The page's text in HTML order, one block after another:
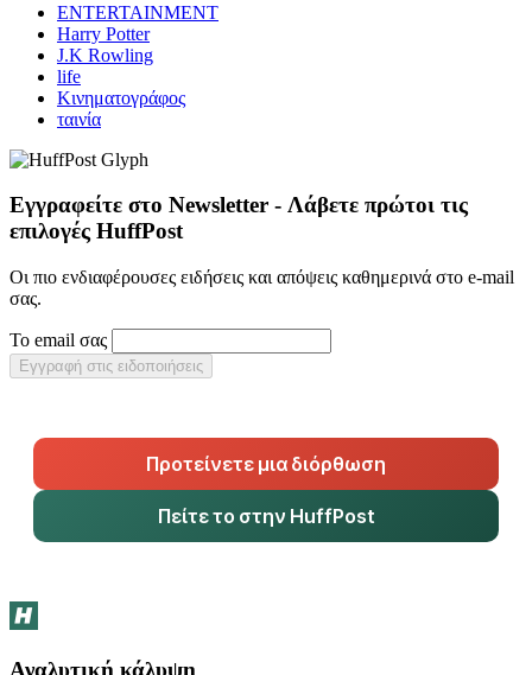
ENTERTAINMENT
Harry Potter
J.K Rowling
life
Κινηματογράφος
ταινία
Εγγραφείτε στο Newsletter - Λάβετε πρώτοι τις
επιλογές HuffPost
Οι πιο ενδιαφέρουσες ειδήσεις και απόψεις καθημερινά στο e-mail
σας.
Το email σας
Εγγραφή στις ειδοποιήσεις
Προτείνετε μια διόρθωση
Πείτε το στην HuffPost
Αναλυτική κάλυψη